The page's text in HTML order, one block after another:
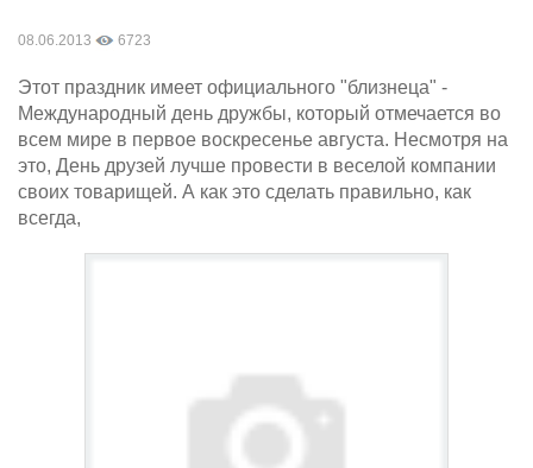
08.06.2013 6723
Этот праздник имеет официального "близнеца" -
Международный день дружбы, который отмечается во
всем мире в первое воскресенье августа. Несмотря на
это, День друзей лучше провести в веселой компании
своих товарищей. А как это сделать правильно, как
всегда,